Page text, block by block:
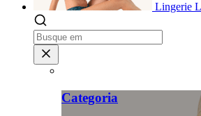
Lingerie
Categoria